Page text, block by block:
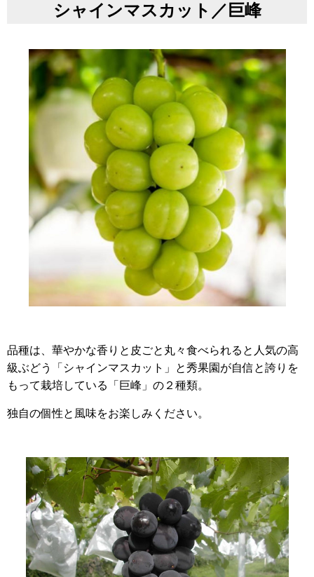
シャインマスカット／巨峰
品種は、華やかな香りと皮ごと丸々食べられると人気の高
級ぶどう「シャインマスカット」と秀果園が自信と誇りを
もって栽培している「巨峰」の２種類。
独自の個性と風味をお楽しみください。